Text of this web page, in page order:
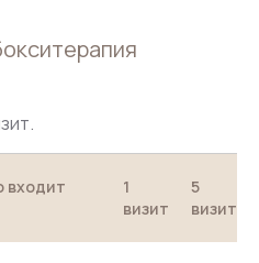
входит
1
визит
5
визитов